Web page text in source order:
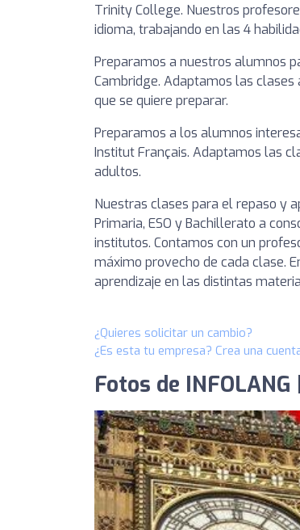
Trinity College. Nuestros
idioma, trabajando en las 4
Preparamos a nuestros alumnos
Cambridge. Adaptamos las
que se quiere preparar.
Preparamos a los alumnos
Institut Français. Adaptamos las
adultos.
Nuestras clases para el repaso y
Primaria, ESO y Bachillerato a
institutos. Contamos con un
máximo provecho de cada clase.
aprendizaje en las distintas
¿Quieres solicitar un cambio?
¿Es esta tu empresa? Crea una
Fotos de